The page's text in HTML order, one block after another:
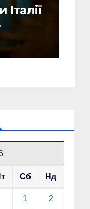
Сб Нд
1 2